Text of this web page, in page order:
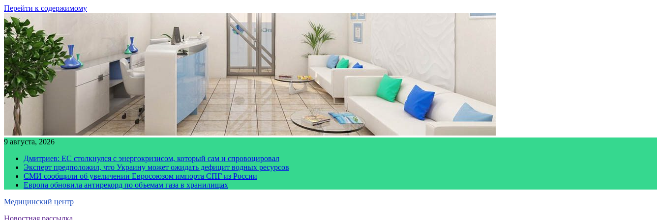
Перейти к содержимому
9 августа, 2026
Дмитриев: ЕС столкнулся с энергокризисом, который сам и спровоцировал
Эксперт предположил, что Украину может ожидать дефицит водных ресурсов
СМИ сообщили об увеличении Евросоюзом импорта СПГ из России
Европа обновила антирекорд по объемам газа в хранилищах
Медицинский центр
Новостная рассылка